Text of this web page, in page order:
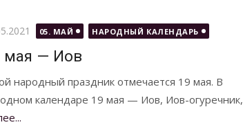
05. МАЙ НАРОДНЫЙ КАЛЕНДАРЬ
мая — Иов
народный праздник отмечается 19 мая. В
календаре 19 мая — Иов, Иов-огуречник,